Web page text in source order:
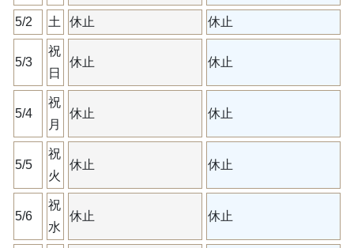
5/2 土 休止 休止
5/3
祝
日
休止 休止
5/4
祝
月
休止 休止
5/5
祝
火
休止 休止
5/6
祝
水
休止 休止